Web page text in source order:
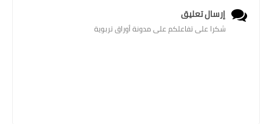
إرسال تعليق
شكرا على تفاعلكم على مدونة أوراق تربوية